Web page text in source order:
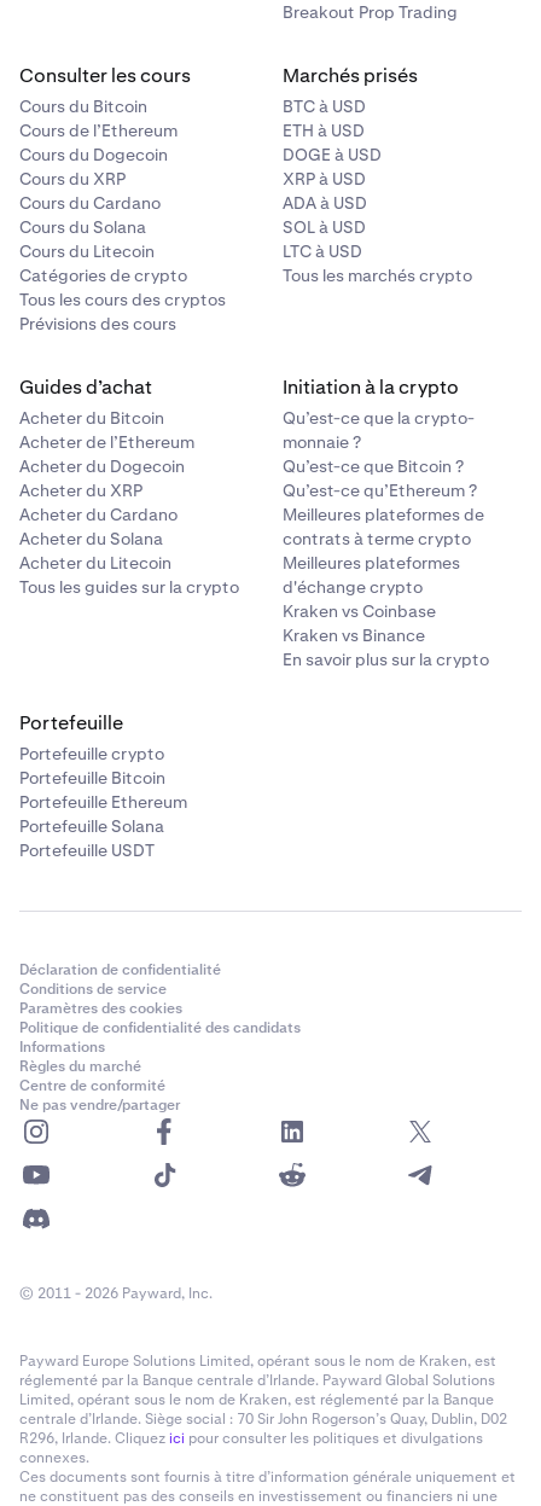
Breakout Prop Trading
Consulter les cours
Cours du Bitcoin
Cours de l’Ethereum
Cours du Dogecoin
Cours du XRP
Cours du Cardano
Cours du Solana
Cours du Litecoin
Catégories de crypto
Tous les cours des cryptos
Prévisions des cours
Marchés prisés
BTC à USD
ETH à USD
DOGE à USD
XRP à USD
ADA à USD
SOL à USD
LTC à USD
Tous les marchés crypto
Guides d’achat
Acheter du Bitcoin
Acheter de l’Ethereum
Acheter du Dogecoin
Acheter du XRP
Acheter du Cardano
Acheter du Solana
Acheter du Litecoin
Tous les guides sur la crypto
Initiation à la crypto
Qu’est-ce que la crypto-
monnaie ?
Qu’est-ce que Bitcoin ?
Qu’est-ce qu’Ethereum ?
Meilleures plateformes de
contrats à terme crypto
Meilleures plateformes
d'échange crypto
Kraken vs Coinbase
Kraken vs Binance
En savoir plus sur la crypto
Portefeuille
Portefeuille crypto
Portefeuille Bitcoin
Portefeuille Ethereum
Portefeuille Solana
Portefeuille USDT
Déclaration de confidentialité
Conditions de service
Paramètres des cookies
Politique de confidentialité des candidats
Informations
Règles du marché
Centre de conformité
Ne pas vendre/partager
© 2011 - 2026 Payward, Inc.
Payward Europe Solutions Limited, opérant sous le nom de Kraken, est
réglementé par la Banque centrale d’Irlande. Payward Global Solutions
Limited, opérant sous le nom de Kraken, est réglementé par la Banque
centrale d’Irlande. Siège social : 70 Sir John Rogerson’s Quay, Dublin, D02
R296, Irlande. Cliquezici pour consulter les politiques et divulgations
connexes.
Ces documents sont fournis à titre d’information générale uniquement et
ne constituent pas des conseils en investissement ou financiers ni une